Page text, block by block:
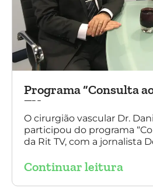
Programa “Consulta
TV
O cirurgião vascular Dr.
participou do programa
da Rit TV, com a jornalista
Continuar leitura